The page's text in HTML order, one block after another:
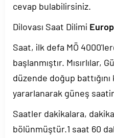
cevap bulabilirsiniz.
Dilovası Saat Dilimi
Saat, ilk defa MÖ
başlanmıştır. Mısırlılar,
düzende doğup
yararlanarak güneş
Saatler dakikalara,
bölünmüştür.1 saat 60